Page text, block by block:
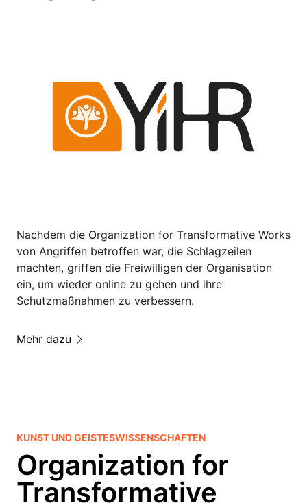
Nachdem die Organization for Transformative Works
von Angriffen betroffen war, die Schlagzeilen
machten, griffen die Freiwilligen der Organisation
ein, um wieder online zu gehen und ihre
Schutzmaßnahmen zu verbessern.
Mehr dazu
KUNST UND GEISTESWISSENSCHAFTEN
Organization for
Transformative